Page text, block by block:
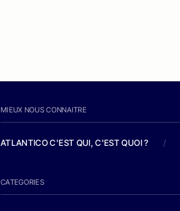
MIEUX NOUS CONNAITRE
ATLANTICO C'EST QUI, C'EST QUOI ? /
CATEGORIES